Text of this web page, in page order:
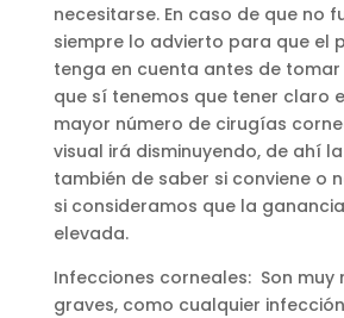
necesitarse. En caso de que no
siempre lo advierto para que el
tenga en cuenta antes de tomar
que sí tenemos que tener claro
mayor número de cirugías
visual irá disminuyendo, de ahí
también de saber si conviene o
si consideramos que la
elevada.
Infecciones corneales: Son muy
graves, como cualquier